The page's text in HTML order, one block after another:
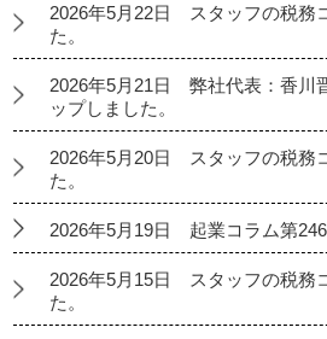
2026年5月22日 スタッフの税務
た。
2026年5月21日 弊社代表：香川
ップしました。
2026年5月20日 スタッフの税務
た。
2026年5月19日 起業コラム第246
2026年5月15日 スタッフの税務
た。